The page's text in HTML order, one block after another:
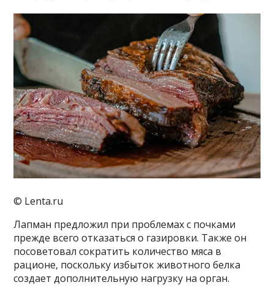
© Lenta.ru
Лапман предложил при проблемах с почками
прежде всего отказаться о газировки. Также он
посоветовал сократить количество мяса в
рационе, поскольку избыток животного белка
создает дополнительную нагрузку на орган.